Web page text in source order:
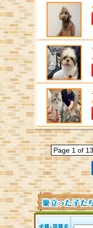
Page 1 of